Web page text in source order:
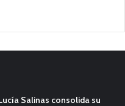
Salinas consolida su